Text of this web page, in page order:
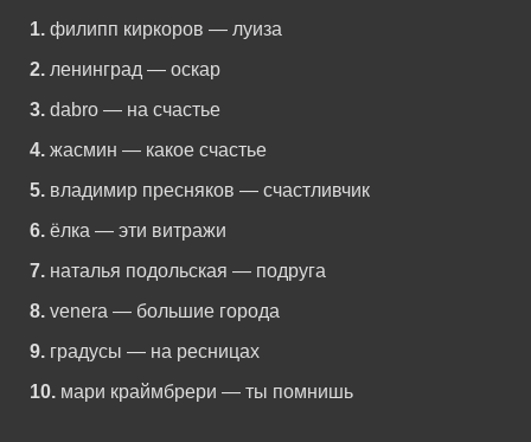
1. филипп киркоров — луиза
2. ленинград — оскар
3. dabro — на счастье
4. жасмин — какое счастье
5. владимир пресняков — счастливчик
6. ёлка — эти витражи
7. наталья подольская — подруга
8. venera — большие города
9. градусы — на ресницах
10. мари краймбрери — ты помнишь